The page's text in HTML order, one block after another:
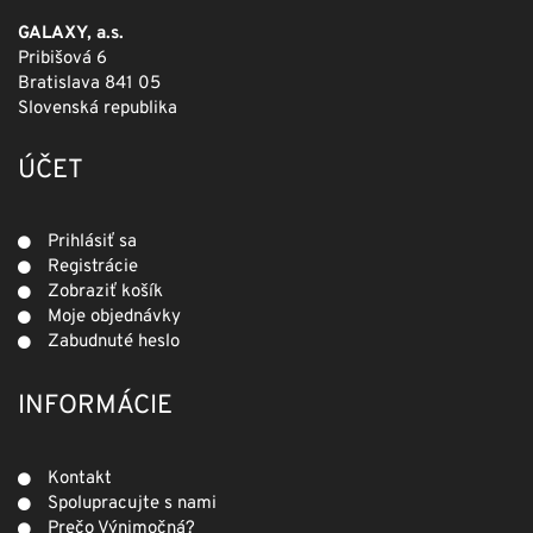
GALAXY, a.s.
Pribišová 6
Bratislava 841 05
Slovenská republika
ÚČET
Prihlásiť sa
Registrácie
Zobraziť košík
Moje objednávky
Zabudnuté heslo
INFORMÁCIE
Kontakt
Spolupracujte s nami